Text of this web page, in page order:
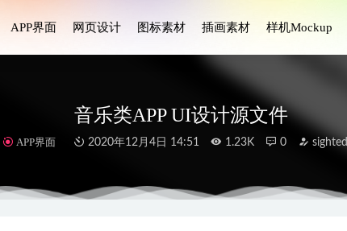
APP界面 网页设计 图标素材 插画素材 样机Mockup
音乐类APP UI设计源文件
APP界面 2020年12月4日 14:51 1.23K 0 sighted